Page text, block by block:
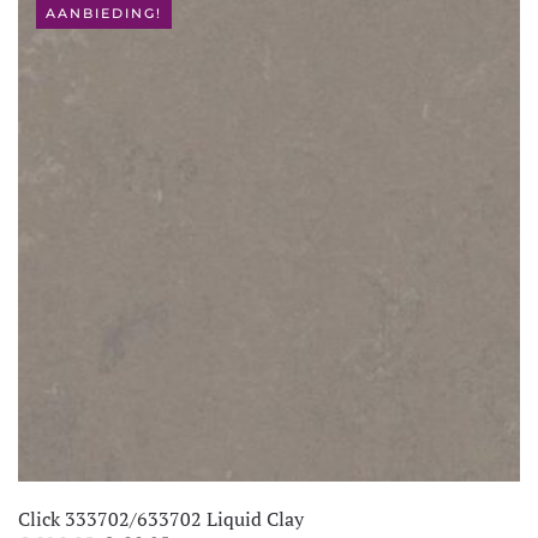
€ 106,95.
AANBIEDING!
Click 333702/633702 Liquid Clay